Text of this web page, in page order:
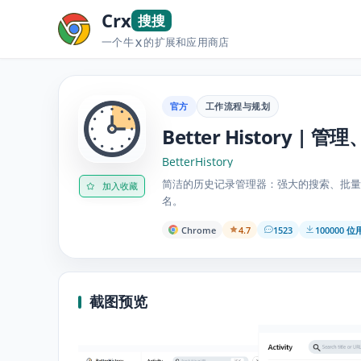
Crx 搜搜
一个牛X的扩展和应用商店
加入收藏
官方 工作流程与规划
Better History | 管理
BetterHistory
简洁的历史记录管理器：强大的搜索、批
名。
Chrome 4.7 1523 100000 位
截图预览